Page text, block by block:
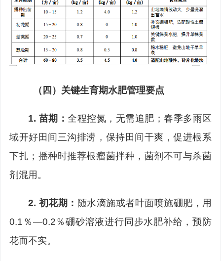
（四） 关键生育期水肥管理要点
1. 苗期： 全程控氮，无需追肥；春季多雨区
域开好田间三沟排涝，保持田间干爽，促进根系
下扎；播种时推荐根瘤菌拌种，菌剂不可与杀菌
剂混用。
2. 初花期： 随水滴施或者叶面喷施硼肥，用
0.1 ％—0.2％硼砂溶液进行同步水肥补给，预防
花而不实。